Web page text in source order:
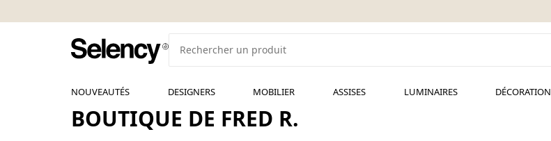
NOUVEAUTÉS DESIGNERS MOBILIER ASSISES LUMINAIRES DÉCORATION
BOUTIQUE DE FRED R.